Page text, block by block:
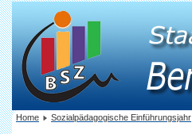
Home Sozialpädagogische Einführungsjahr